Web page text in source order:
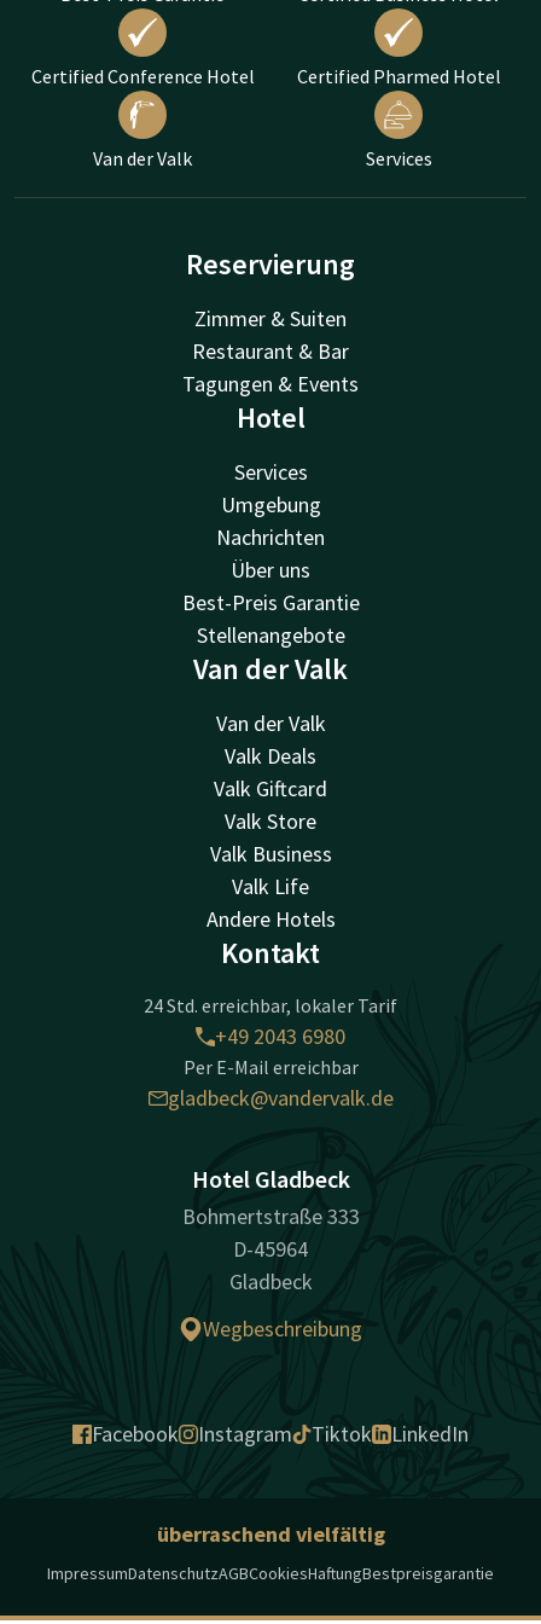
Certified Conference Hotel Certified Pharmed Hotel
Van der Valk Services
Reservierung
Zimmer & Suiten
Restaurant & Bar
Tagungen & Events
Hotel
Services
Umgebung
Nachrichten
Über uns
Best-Preis Garantie
Stellenangebote
Van der Valk
Van der Valk
Valk Deals
Valk Giftcard
Valk Store
Valk Business
Valk Life
Andere Hotels
Kontakt
24 Std. erreichbar, lokaler Tarif
+49 2043 6980
Per E-Mail erreichbar
gladbeck@vandervalk.de
Hotel Gladbeck
Bohmertstraße 333
D-45964
Gladbeck
Wegbeschreibung
Facebook Instagram Tiktok LinkedIn
überraschend vielfältig
ImpressumDatenschutzAGBCookiesHaftungBestpreisgarantie